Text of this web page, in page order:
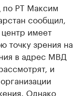
РТ Максим
сообщил,
имеет
точку зрения на
в адрес МВД
и
Однако